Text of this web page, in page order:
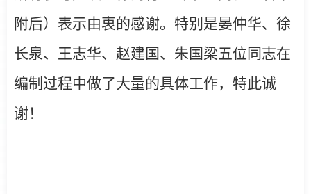
附后）表示由衷的感谢。特别是晏仲华、徐
长泉、王志华、赵建国、朱国梁五位同志在
编制过程中做了大量的具体工作，特此诚
谢！